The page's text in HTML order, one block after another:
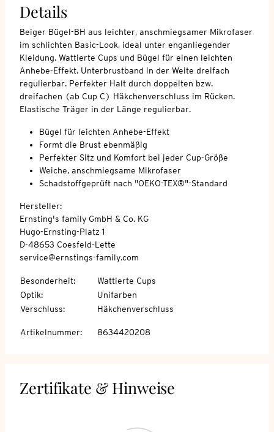
Details
Beiger Bügel-BH aus leichter, anschmiegsamer Mikrofaser
im schlichten Basic-Look, ideal unter enganliegender
Kleidung. Wattierte Cups und Bügel für einen leichten
Anhebe-Effekt. Unterbrustband in der Weite dreifach
regulierbar. Perfekter Halt durch doppelten bzw.
dreifachen (ab Cup C) Häkchenverschluss im Rücken.
Elastische Träger in der Länge regulierbar.
Bügel für leichten Anhebe-Effekt
Formt die Brust ebenmäßig
Perfekter Sitz und Komfort bei jeder Cup-Größe
Weiche, anschmiegsame Mikrofaser
Schadstoffgeprüft nach "OEKO-TEX®"-Standard
Hersteller:
Ernsting's family GmbH & Co. KG
Hugo-Ernsting-Platz 1
D-48653 Coesfeld-Lette
service@ernstings-family.com
Besonderheit:
Wattierte Cups
Optik:
Unifarben
Verschluss: Häkchenverschluss
Artikelnummer: 8634420208
Zertifikate & Hinweise